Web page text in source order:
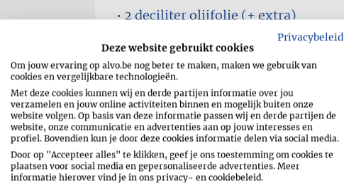
2 deciliterolijfolie (+ extra)
1 bosje
tijm
1 bosjerozemarijn
peper en zout
Privacybeleid
Deze website gebruikt cookies
Om jouw ervaring op alvo.be nog beter te maken, maken we gebruik van
cookies en vergelijkbare technologieën.
Met deze cookies kunnen wij en derde partijen informatie over jou
verzamelen en jouw online activiteiten binnen en mogelijk buiten onze
website volgen. Op basis van deze informatie passen wij en derde partijen de
website, onze communicatie en advertenties aan op jouw interesses en
profiel. Bovendien kun je door deze cookies informatie delen via social media.
Door op "Accepteer alles" te klikken, geef je ons toestemming om cookies te
plaatsen voor social media en gepersonaliseerde advertenties. Meer
informatie hierover vind je in ons privacy- en cookiebeleid.